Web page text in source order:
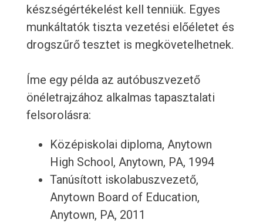
készségértékelést kell tenniük. Egyes
munkáltatók tiszta vezetési előéletet és
drogszűrő tesztet is megkövetelhetnek.
Íme egy példa az autóbuszvezető
önéletrajzához alkalmas tapasztalati
felsorolásra:
Középiskolai diploma, Anytown
High School, Anytown, PA, 1994
Tanúsított iskolabuszvezető,
Anytown Board of Education,
Anytown, PA, 2011